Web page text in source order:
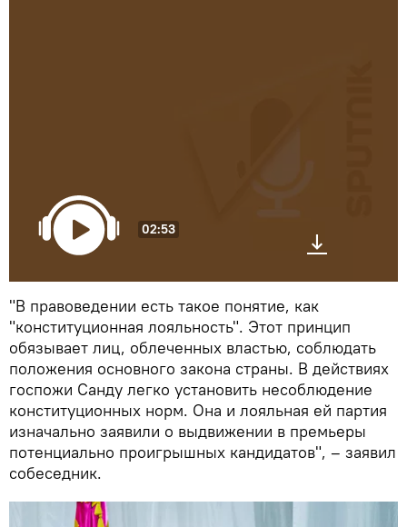
02:53
"В правоведении есть такое понятие, как
"конституционная лояльность". Этот принцип
обязывает лиц, облеченных властью, соблюдать
положения основного закона страны. В действиях
госпожи Санду легко установить несоблюдение
конституционных норм. Она и лояльная ей партия
изначально заявили о выдвижении в премьеры
потенциально проигрышных кандидатов", – заявил
собеседник.